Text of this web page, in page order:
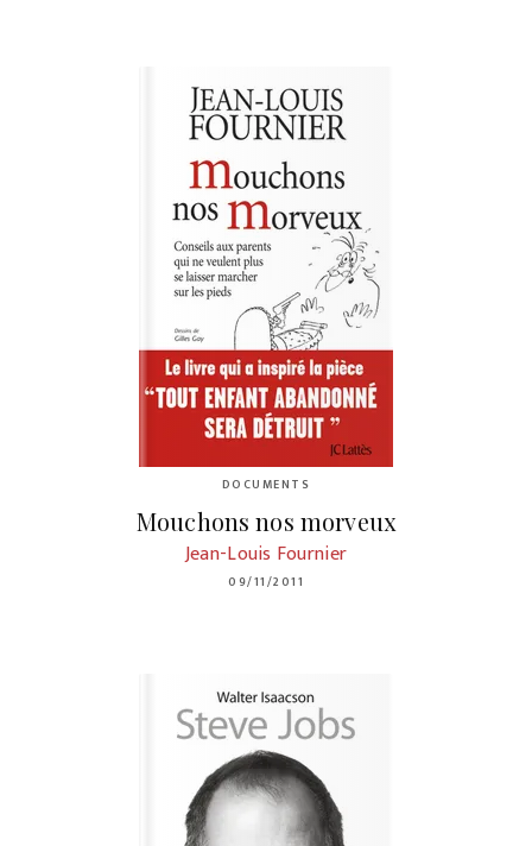
DOCUMENTS
Mouchons nos morveux
Jean-Louis Fournier
09/11/2011